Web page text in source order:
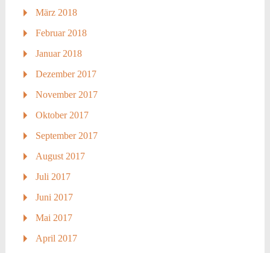
März 2018
Februar 2018
Januar 2018
Dezember 2017
November 2017
Oktober 2017
September 2017
August 2017
Juli 2017
Juni 2017
Mai 2017
April 2017